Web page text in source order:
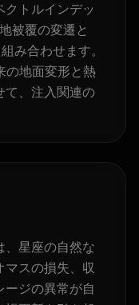
トルインデッ
被覆の変遷と
み合わせます。
の地面変形と熱
て、注入関連の
、星座の自然な
マスの損失、収
ジの異常が自